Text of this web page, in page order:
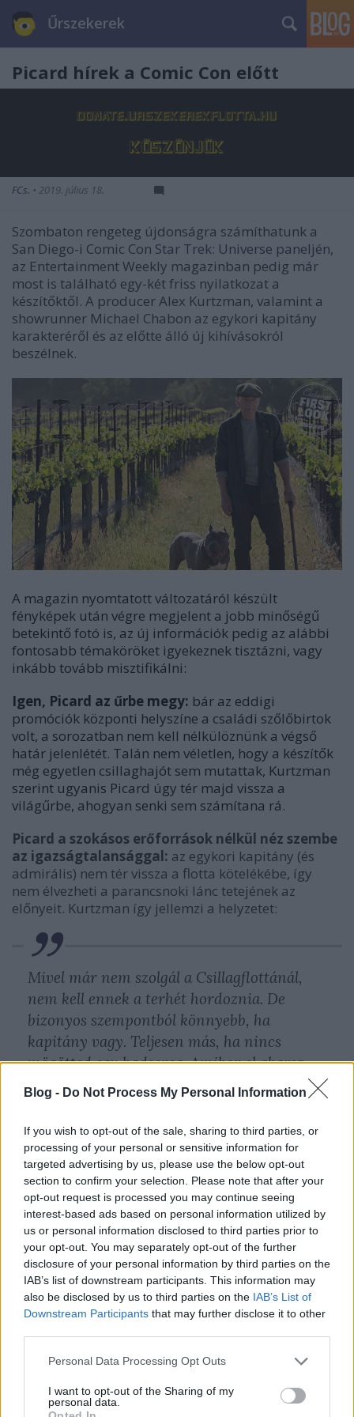
Blog - Do Not Process My Personal Information
If you wish to opt-out of the sale, sharing to third parties, or
processing of your personal or sensitive information for
targeted advertising by us, please use the below opt-out
section to confirm your selection. Please note that after your
opt-out request is processed you may continue seeing
interest-based ads based on personal information utilized by
us or personal information disclosed to third parties prior to
your opt-out. You may separately opt-out of the further
disclosure of your personal information by third parties on the
IAB’s list of downstream participants. This information may
also be disclosed by us to third parties on the IAB’s List of
Downstream Participants that may further disclose it to other
Please note that this website/app uses one or more Google
not limited to your visit or usage behaviour. You may click to
grant or deny consent to Google and its third-party tags to
Personal Data Processing Opt Outs
I want to opt-out of the Sharing of my
personal data.
Űrszekerek
Picard hírek a Comic Con előtt
FCs. • 2019. július 18.
Szombaton rengeteg újdonságra számíthatunk a
San Diego-i Comic Con Star Trek: Universe paneljén,
az Entertainment Weekly magazinban pedig már
most is található egy-két friss nyilatkozat a
készítőktől. A producer Alex Kurtzman, valamint a
showrunner Michael Chabon az egykori kapitány
karakteréről és az előtte álló új kihívásokról
beszélnek.
A magazin nyomtatott változatáról készült
fényképek után végre megjelent a jobb minőségű
betekintő fotó is, az új információk pedig az alábbi
fontosabb témaköröket igyekeznek tisztázni, vagy
inkább tovább misztifikálni:
Igen, Picard az űrbe megy: bár az eddigi
promóciók központi helyszíne a családi szőlőbirtok
volt, a sorozatban nem kell nélkülöznünk a végső
határ jelenlétét. Talán nem véletlen, hogy a készítők
még egyetlen csillaghajót sem mutattak, Kurtzman
szerint ugyanis Picard úgy tér majd vissza a
világűrbe, ahogyan senki sem számítana rá.
Picard a szokásos erőforrások nélkül néz szembe
az igazságtalansággal: az egykori kapitány (és
admirális) nem tér vissza a flotta kötelékébe, így
nem élvezheti a parancsnoki lánc tetejének az
előnyeit. Kurtzman így jellemzi a helyzetet:
Mivel már nem szolgál a Csillagflottánál,
nem kell ennek a terhét hordoznia. De
bizonyos szempontból könnyebb, ha
kapitány vagy. Teljesen más, ha nincs
mögötted egy hadsereg. Amikor el akarsz
valamit intézni, és az igazságtalanság ellen
küzdeni, hogyan csinálnád egymagad?
A sorozat egész évada erősen szerializált lesz:
bár a Discovery után ez nem újdonság a Star
Trekben, Chabon Az új nemzedék rajongóit is
felkészíti a formátumra. Fontos szerepet játszik az
átívelő történet, így a sorozat közepén nem lehet
csak úgy bekapcsolódni.
Picard megöregedett, de legbelül ugyanaz az
ember maradt: egy teljesen más korszakot látunk
majd, de Picard megszokott jelleme nem változik.
Chabon szerint nagyon odafigyeltek a karakter
legfontosabb tulajdonságaira: